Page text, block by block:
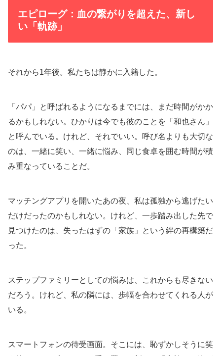
エピローグ：血の繋がりを超えた、新し
い「軌跡」
それから1年後。私たちは静かに入籍した。
「パパ」と呼ばれるようになるまでには、まだ時間がかか
るかもしれない。ひかりは今でも彼のことを「和也さん」
と呼んでいる。けれど、それでいい。呼び名よりも大切な
のは、一緒に笑い、一緒に悩み、同じ食卓を囲む時間が積
み重なっていることだ。
マッチングアプリを開いたあの夜、私は孤独から逃げたい
だけだったのかもしれない。けれど、一歩踏み出した先で
見つけたのは、失ったはずの「家族」という絆の再構築だ
った。
ステップファミリーとしての悩みは、これからも尽きない
だろう。けれど、私の隣には、歩幅を合わせてくれる人が
いる。
スマートフォンの待受画面。そこには、恥ずかしそうに笑